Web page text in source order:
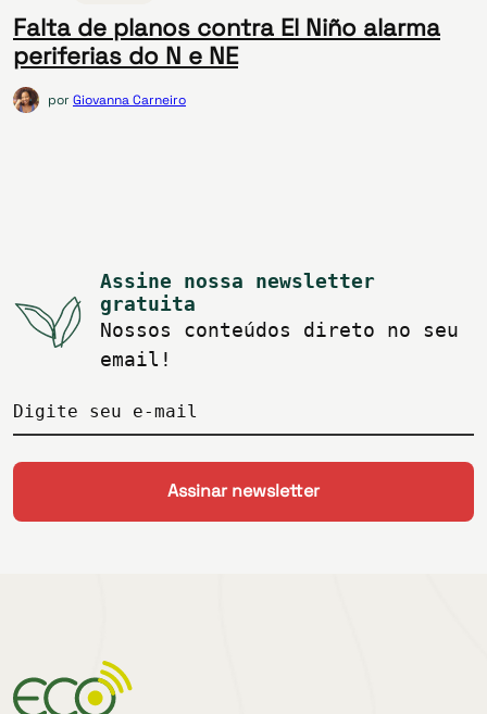
Falta de planos contra El Niño alarma
periferias do N e NE
porGiovanna Carneiro
Assine nossa newsletter
gratuita
Nossos conteúdos direto no seu
email!
Digite seu e-mail